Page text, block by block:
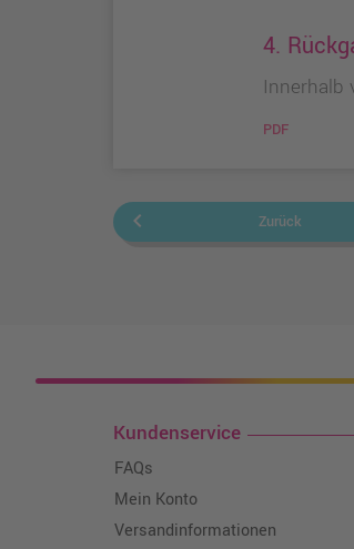
4.
Innerhalb
PDF
Zurück
keyboard_arrow_left
Kundenservice
FAQs
Mein Konto
Versandinformationen